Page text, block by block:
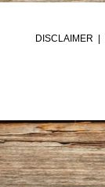
DISCLAIMER |